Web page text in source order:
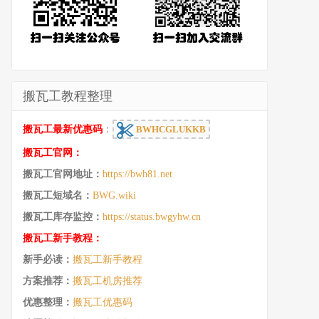
搬瓦工教程整理
搬瓦工最新优惠码 ： BWHCGLUKKB
搬瓦工官网：
搬瓦工官网地址： https://bwh81.net
搬瓦工短域名： BWG.wiki
搬瓦工库存监控： https://status.bwgyhw.cn
搬瓦工新手教程：
新手必读： 搬瓦工新手教程
方案推荐： 搬瓦工机房推荐
优惠整理： 搬瓦工优惠码